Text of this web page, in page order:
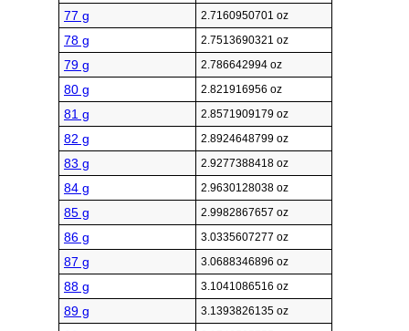
77 g 2.7160950701 oz
78 g 2.7513690321 oz
79 g 2.786642994 oz
80 g 2.821916956 oz
81 g 2.8571909179 oz
82 g 2.8924648799 oz
83 g 2.9277388418 oz
84 g 2.9630128038 oz
85 g 2.9982867657 oz
86 g 3.0335607277 oz
87 g 3.0688346896 oz
88 g 3.1041086516 oz
89 g 3.1393826135 oz